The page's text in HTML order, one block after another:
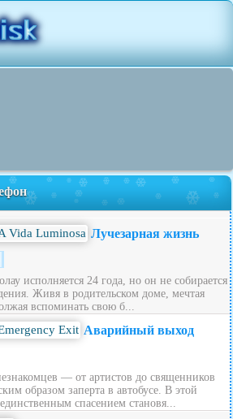
Лучезарная жизнь
исполняется 24 года, но он не собирается
Живя в родительском доме, мечтая
вспоминать свою б...
Аварийный выход
— от артистов до священников
образом заперта в автобусе. В этой
спасением становя...